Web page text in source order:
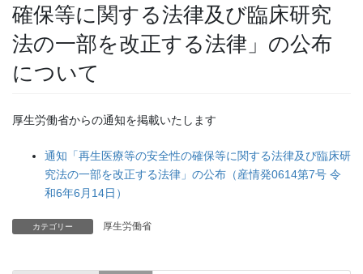
確保等に関する法律及び臨床研究
法の一部を改正する法律」の公布
について
厚生労働省からの通知を掲載いたします
通知「再生医療等の安全性の確保等に関する法律及び臨床研
究法の一部を改正する法律」の公布（産情発0614第7号 令
和6年6月14日）
カテゴリー 厚生労働省